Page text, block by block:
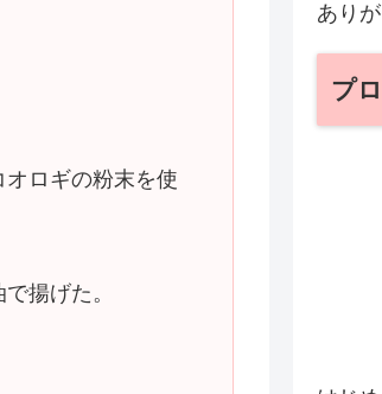
ロギの粉末を使
揚げた。
あり
プ